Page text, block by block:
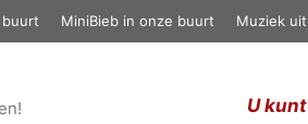
buurt MiniBieb in onze buurt Muziek
U